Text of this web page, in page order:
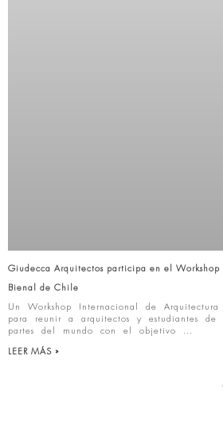
Giudecca Arquitectos participa en el
Bienal de Chile
Un Workshop Internacional de
para reunir a arquitectos y estudiantes de
partes del mundo con el objetivo
LEER MÁS »